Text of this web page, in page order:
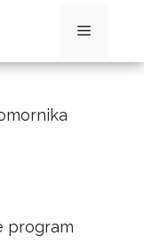
Menu
program